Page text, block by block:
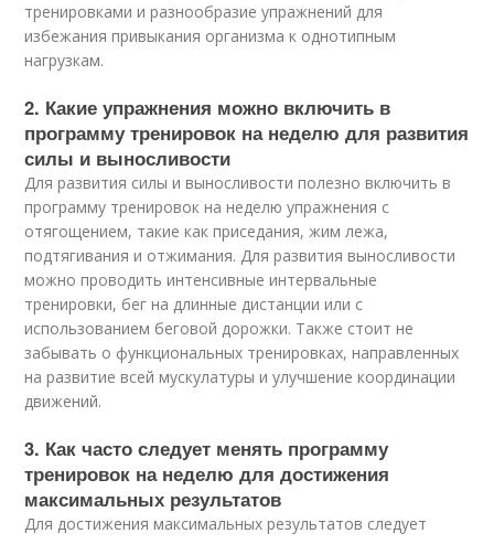
тренировками и разнообразие упражнений для
избежания привыкания организма к однотипным
нагрузкам.
2. Какие упражнения можно включить в
программу тренировок на неделю для развития
силы и выносливости
Для развития силы и выносливости полезно включить в
программу тренировок на неделю упражнения с
отягощением, такие как приседания, жим лежа,
подтягивания и отжимания. Для развития выносливости
можно проводить интенсивные интервальные
тренировки, бег на длинные дистанции или с
использованием беговой дорожки. Также стоит не
забывать о функциональных тренировках, направленных
на развитие всей мускулатуры и улучшение координации
движений.
3. Как часто следует менять программу
тренировок на неделю для достижения
максимальных результатов
Для достижения максимальных результатов следует